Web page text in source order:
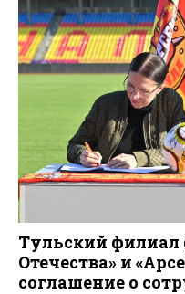
Тульский
Отечества» и
соглашение о